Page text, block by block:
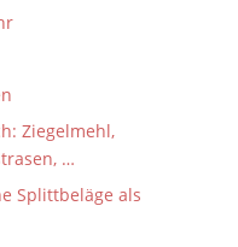
Ziegelmehl,
…
Splittbeläge als